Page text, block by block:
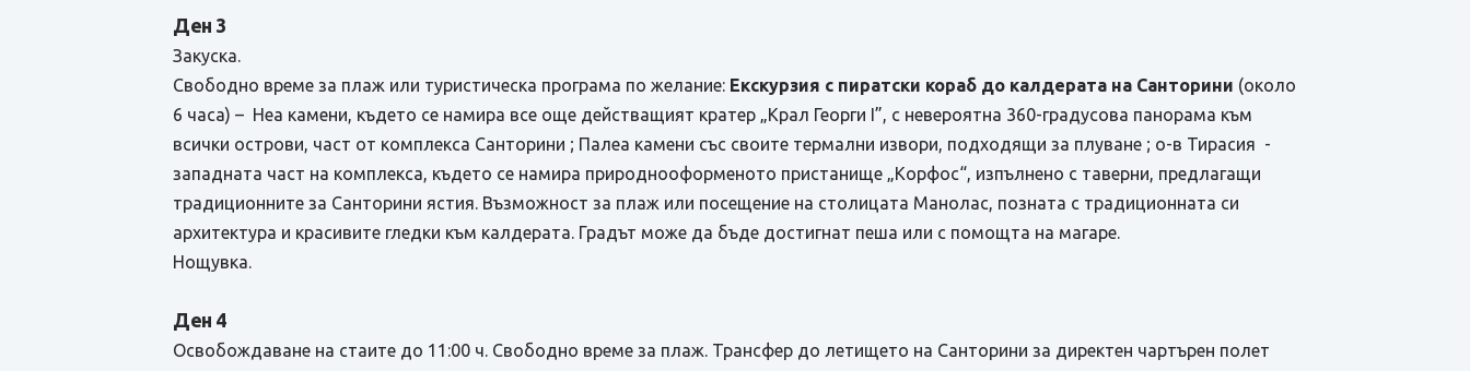
Ден 3
Закуска.
Свободно време за плаж или туристическа програма по желание: Екскурзия с пиратски кораб до калдерата на Санторини (около
6 часа) – Неа камени, където се намира все още действащият кратер „Крал Георги I”, с невероятна 360-градусова панорама към
всички острови, част от комплекса Санторини ; Палеа камени със своите термални извори, подходящи за плуване ; о-в Тирасия -
западната част на комплекса, където се намира природнооформеното пристанище „Корфос“, изпълнено с таверни, предлагащи
традиционните за Санторини ястия. Възможност за плаж или посещение на столицата Манолас, позната с традиционната си
архитектура и красивите гледки към калдерата. Градът може да бъде достигнат пеша или с помощта на магаре.
Нощувка.
Ден 4
Освобождаване на стаите до 11:00 ч. Свободно време за плаж. Трансфер до летището на Санторини за директен чартърен полет